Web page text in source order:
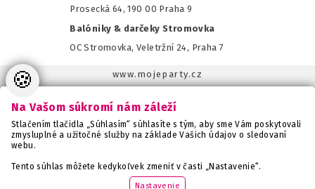
Prosecká 64, 190 00 Praha 9
Balóniky & darčeky Stromovka
OC Stromovka, Veletržní 24, Praha 7
www.mojeparty.cz
www.svatebnivyzdoba.cz
www.detskaparty.cz
www.potiskbalonku.cz
www.stylovaparty.cz
🍪
Na Vašom súkromí nám záleží
Stlačením tlačidla „Súhlasím“ súhlasíte s tým, aby sme Vám poskytovali
zmysluplné a užitočné služby na základe Vašich údajov o sledovaní
webu.
Tento súhlas môžete kedykoľvek zmeniť v časti „Nastavenie“.
Nastavenie